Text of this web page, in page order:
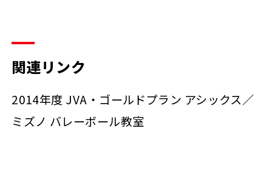
関連リンク
2014年度 JVA・ゴールドプラン アシックス／
ミズノ バレーボール教室